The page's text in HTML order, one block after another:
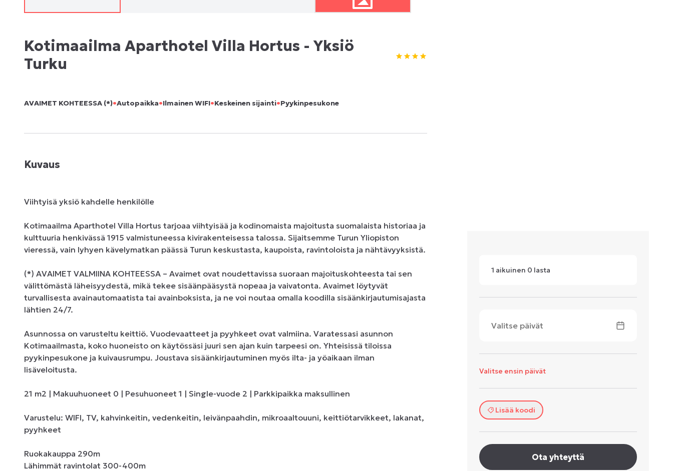
Kotimaailma Aparthotel Villa Hortus - Yksiö
Turku
AVAIMET KOHTEESSA (*)•Autopaikka•Ilmainen WIFI•Keskeinen sijainti•Pyykinpesukone
Kuvaus
Viihtyisä yksiö kahdelle henkilölle
Kotimaailma Aparthotel Villa Hortus tarjoaa viihtyisää ja kodinomaista majoitusta suomalaista historiaa ja
kulttuuria henkivässä 1915 valmistuneessa kivirakenteisessa talossa. Sijaitsemme Turun Yliopiston
vieressä, vain lyhyen kävelymatkan päässä Turun keskustasta, kaupoista, ravintoloista ja nähtävyyksistä.
(*) AVAIMET VALMIINA KOHTEESSA – Avaimet ovat noudettavissa suoraan majoituskohteesta tai sen
välittömästä läheisyydestä, mikä tekee sisäänpääsystä nopeaa ja vaivatonta. Avaimet löytyvät
turvallisesta avainautomaatista tai avainboksista, ja ne voi noutaa omalla koodilla sisäänkirjautumisajasta
lähtien 24/7.
Asunnossa on varusteltu keittiö. Vuodevaatteet ja pyyhkeet ovat valmiina. Varatessasi asunnon
Kotimaailmasta, koko huoneisto on käytössäsi juuri sen ajan kuin tarpeesi on. Yhteisissä tiloissa
pyykinpesukone ja kuivausrumpu. Joustava sisäänkirjautuminen myös ilta- ja yöaikaan ilman
lisäveloitusta.
21 m2 | Makuuhuoneet 0 | Pesuhuoneet 1 | Single-vuode 2 | Parkkipaikka maksullinen
Varustelu: WIFI, TV, kahvinkeitin, vedenkeitin, leivänpaahdin, mikroaaltouuni, keittiötarvikkeet, lakanat,
pyyhkeet
Ruokakauppa 290m
Lähimmät ravintolat 300-400m
1 aikuinen 0 lasta
Valitse päivät
Valitse ensin päivät
Lisää koodi
Ota yhteyttä